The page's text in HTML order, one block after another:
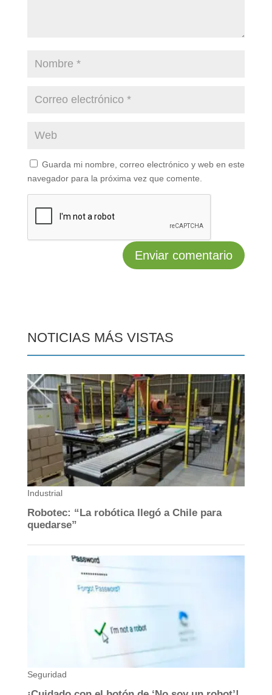
Guarda mi nombre, correo electrónico y web en este
navegador para la próxima vez que comente.
NOTICIAS MÁS VISTAS